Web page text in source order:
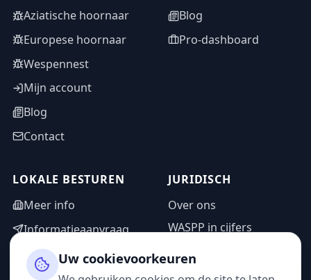
Aziatische hoornaar
Europese hoornaar
Wespennest
Mijn account
Blog
Contact
Blog
Pro-dashboard
LOKALE BESTUREN
Meer info
Informatieaanvraag
Adminzone
JURIDISCH
Over ons
WASPP in cijfers
Privacybeleid
Uw cookievoorkeuren